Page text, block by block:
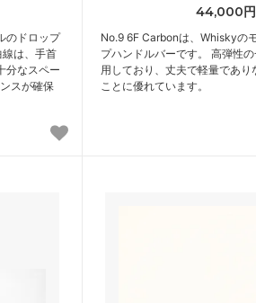
のドロップ
は、手首
分なスペー
スが確保
44,000
No.9 6F Carbonは、Whiskyの
プハンドルバーです。 高弾性
用しており、丈夫で軽量であ
ことに優れています。